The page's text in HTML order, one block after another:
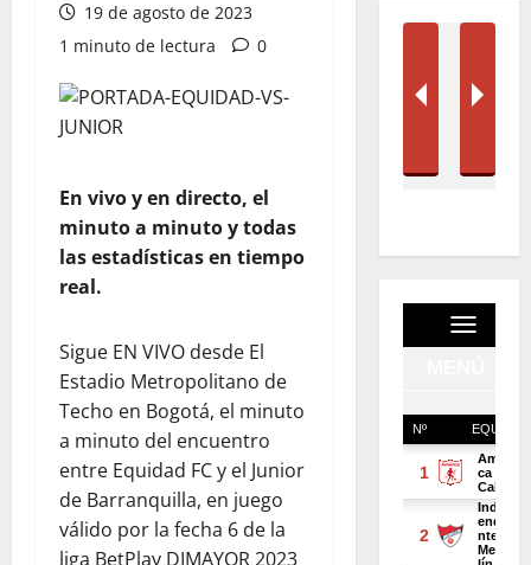
19 de agosto de 2023
1 minuto de lectura
0
En vivo y en directo, el
minuto a minuto y todas
las estadísticas en tiempo
real.
Sigue EN VIVO desde El
Estadio Metropolitano de
Techo en Bogotá, el minuto
a minuto del encuentro
entre Equidad FC y el Junior
de Barranquilla, en juego
válido por la fecha 6 de la
liga BetPlay DIMAYOR 2023